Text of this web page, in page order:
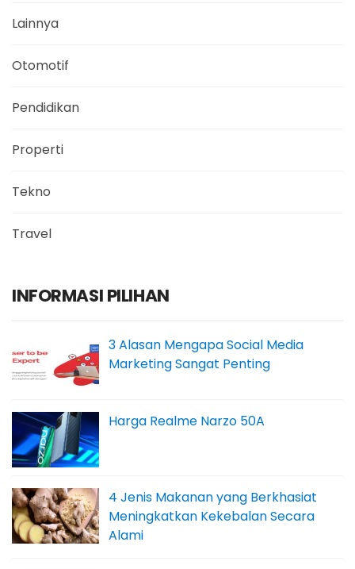
Lainnya
Otomotif
Pendidikan
Properti
Tekno
Travel
INFORMASI PILIHAN
3 Alasan Mengapa Social Media
Marketing Sangat Penting
Harga Realme Narzo 50A
4 Jenis Makanan yang Berkhasiat
Meningkatkan Kekebalan Secara
Alami